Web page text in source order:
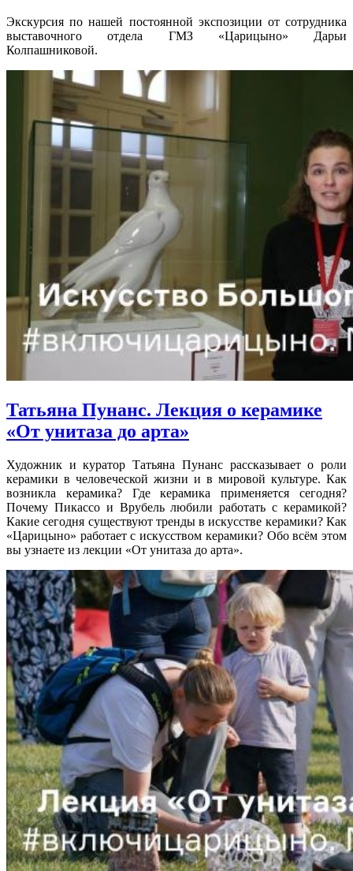
Экскурсия по нашей постоянной экспозиции от сотрудника
выставочного отдела ГМЗ «Царицыно» Дарьи
Колпашниковой.
Татьяна Пунанс. Лекция о керамике
«От унитаза до арта»
Художник и куратор Татьяна Пунанс рассказывает о роли
керамики в человеческой жизни и в мировой культуре. Как
возникла керамика? Где керамика применяется сегодня?
Почему Пикассо и Врубель любили работать с керамикой?
Какие сегодня существуют тренды в искусстве керамики? Как
«Царицыно» работает с искусством керамики? Обо всём этом
вы узнаете из лекции «От унитаза до арта».